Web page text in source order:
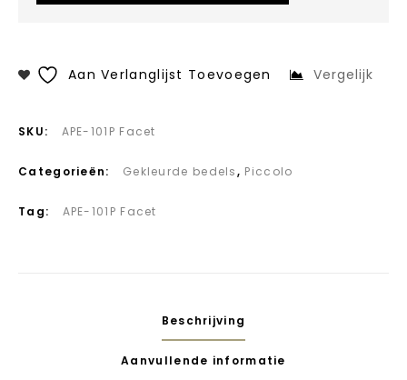
Aan Verlanglijst Toevoegen Vergelijk
SKU: APE-101P Facet
Categorieën: Gekleurde bedels, Piccolo
Tag: APE-101P Facet
Beschrijving
Aanvullende informatie